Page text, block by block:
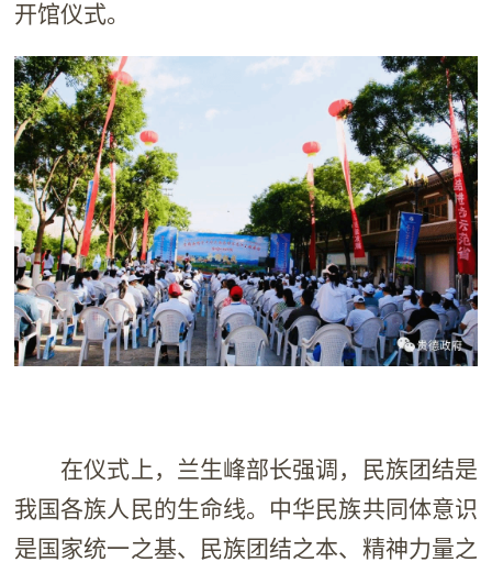
开馆仪式。
在仪式上，兰生峰部长强调，民族团结是
我国各族人民的生命线。中华民族共同体意识
是国家统一之基、民族团结之本、精神力量之